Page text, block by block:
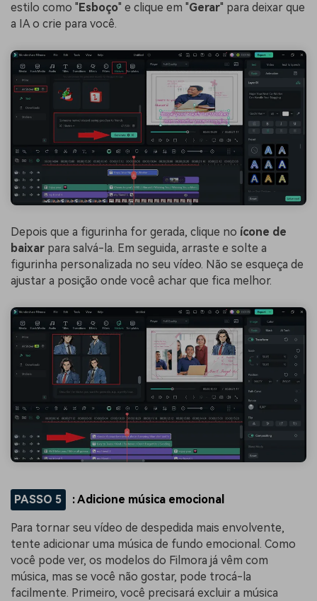
estilo como " Esboço" e clique em "Gerar" para deixar que
a IA o crie para você.
Depois que a figurinha for gerada, clique no ícone de
baixar para salvá-la. Em seguida, arraste e solte a
figurinha personalizada no seu vídeo. Não se esqueça de
ajustar a posição onde você achar que fica melhor.
PASSO 5 : Adicione música emocional
Para tornar seu vídeo de despedida mais envolvente,
tente adicionar uma música de fundo emocional. Como
você pode ver, os modelos do Filmora já vêm com
música, mas se você não gostar, pode trocá-la
facilmente. Primeiro, você precisará excluir a música